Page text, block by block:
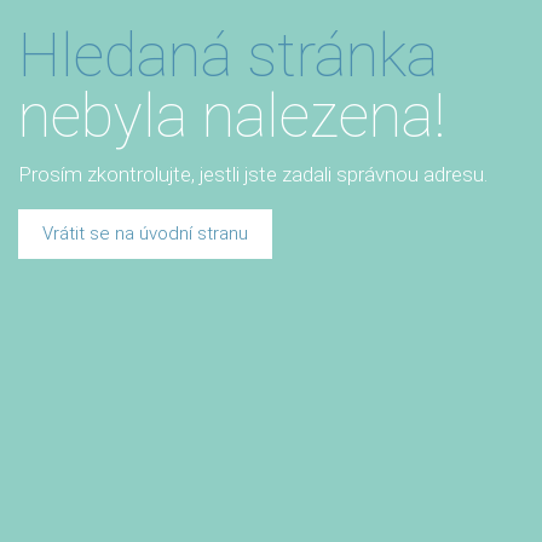
Hledaná stránka
nebyla nalezena!
Prosím zkontrolujte, jestli jste zadali správnou adresu.
Vrátit se na úvodní stranu